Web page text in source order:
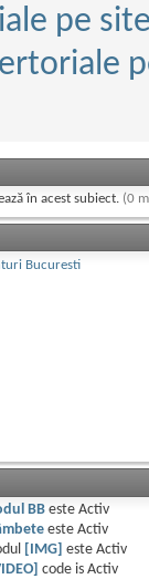
pe
în acest subiect. (0
Bucuresti
BBeste Activ
este Activ
[IMG] este Activ
code is Activ